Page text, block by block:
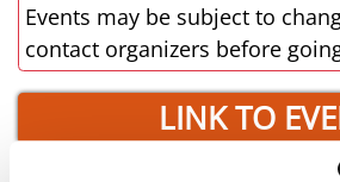
Events may be subject to
contact organizers before
LINK TO